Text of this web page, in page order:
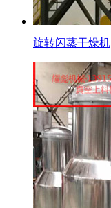
旋转闪蒸干燥机